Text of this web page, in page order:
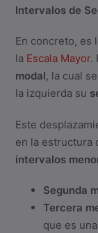
Intervalos de
En concreto, es
la Escala Mayor.
modal, la cual
la izquierda su
Este
en la estructura
intervalos
Segunda
Tercera
que es una